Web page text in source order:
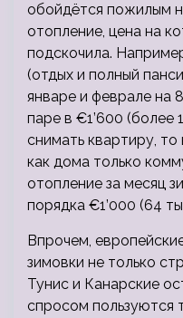
обойдётся пожилым
отопление, цена на
подскочила.
(отдых и полный
январе и феврале на
паре в €1’600 (более
снимать квартиру,
как дома только
отопление за месяц
порядка €1’000 (64
Впрочем,
зимовки не только
Тунис и Канарские
спросом пользуются